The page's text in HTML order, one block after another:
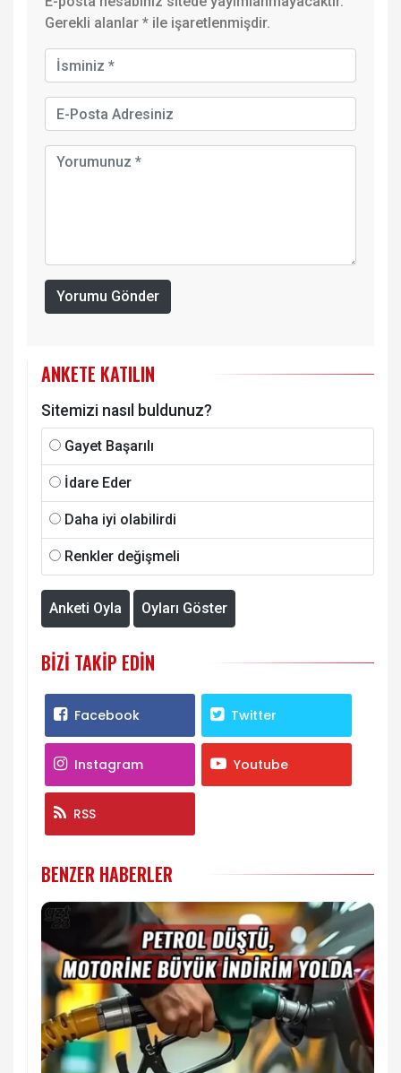
Gerekli alanlar * ile işaretlenmişdir.
Yorumu Gönder
ANKETE KATILIN
Sitemizi nasıl buldunuz?
Gayet Başarılı
İdare Eder
Daha iyi olabilirdi
Renkler değişmeli
Anketi Oyla Oyları Göster
BIZI TAKIP EDIN
Facebook Twitter
Instagram Youtube
RSS
BENZER HABERLER